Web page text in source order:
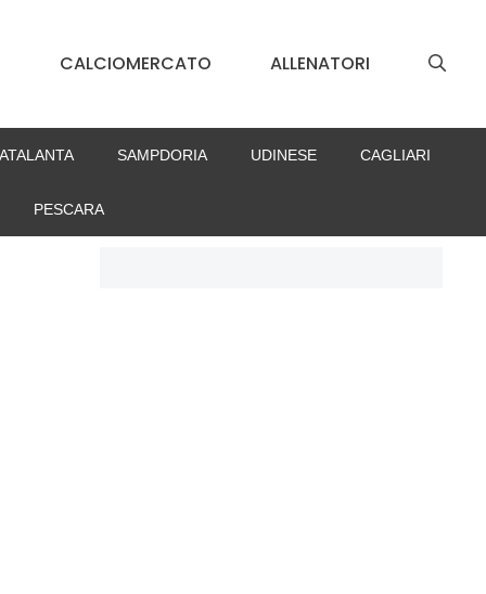
CALCIOMERCATO ALLENATORI
ATALANTA SAMPDORIA UDINESE CAGLIARI
PESCARA